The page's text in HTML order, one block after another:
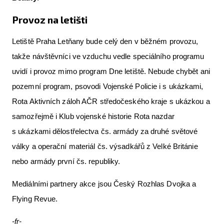
Provoz na letišti
Letiště Praha Letňany bude celý den v běžném provozu,
takže návštěvníci ve vzduchu vedle speciálního programu
uvidí i provoz mimo program Dne letiště. Nebude chybět ani
pozemní program, psovodi Vojenské Policie i s ukázkami,
Rota Aktivních záloh AČR středočeského kraje s ukázkou a
samozřejmě i Klub vojenské historie Rota nazdar
s ukázkami dělostřelectva čs. armády za druhé světové
války a operační materiál čs. výsadkářů z Velké Británie
nebo armády první čs. republiky.
Mediálními partnery akce jsou Český Rozhlas Dvojka a
Flying Revue.
-fr-